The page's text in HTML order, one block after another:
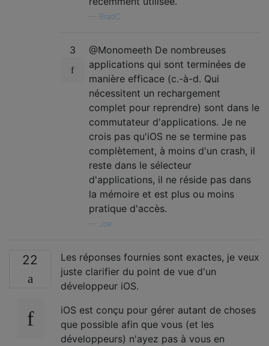
BradC
3
@Monomeeth De nombreuses
applications qui sont terminées de
manière efficace (c.-à-d. Qui
nécessitent un rechargement
complet pour reprendre) sont dans le
commutateur d'applications. Je ne
crois pas qu'iOS ne se termine pas
complètement, à moins d'un crash, il
reste dans le sélecteur
d'applications, il ne réside pas dans
la mémoire et est plus ou moins
pratique d'accès.
Joe
22
Les réponses fournies sont exactes, je veux
juste clarifier du point de vue d'un
développeur iOS.
iOS est conçu pour gérer autant de choses
que possible afin que vous (et les
développeurs) n'ayez pas à vous en